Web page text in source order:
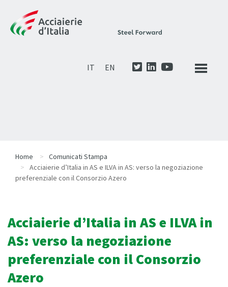
IT EN
Home
Comunicati Stampa
Acciaierie d’Italia in AS e ILVA in AS: verso la negoziazione
preferenziale con il Consorzio Azero
Acciaierie d’Italia in AS e ILVA in
AS: verso la negoziazione
preferenziale con il Consorzio
Azero